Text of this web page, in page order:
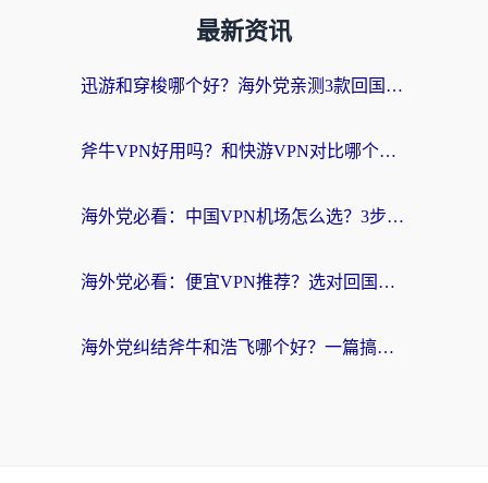
最新资讯
迅游和穿梭哪个好？海外党亲测3款回国加速器+手游加速对比，附避坑指南
斧牛VPN好用吗？和快游VPN对比哪个回国效果更好？马来西亚留学生亲测分享
海外党必看：中国VPN机场怎么选？3步教你无缝访问国内资源（附避坑指南）
海外党必看：便宜VPN推荐？选对回国加速器才能无缝刷国内剧玩国服
海外党纠结斧牛和浩飞哪个好？一篇搞定回国加速器选择+无缝访问国内资源指南